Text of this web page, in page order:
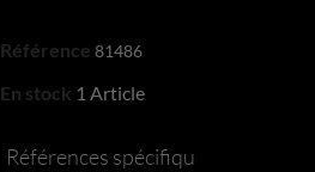
Référence 81486
En stock 1 Article
Références spécifiques